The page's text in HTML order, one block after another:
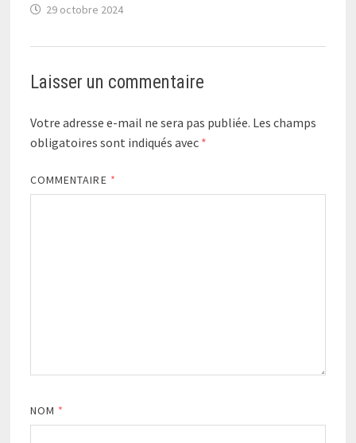
29 octobre 2024
Laisser un commentaire
Votre adresse e-mail ne sera pas publiée. Les champs
obligatoires sont indiqués avec *
COMMENTAIRE *
NOM *